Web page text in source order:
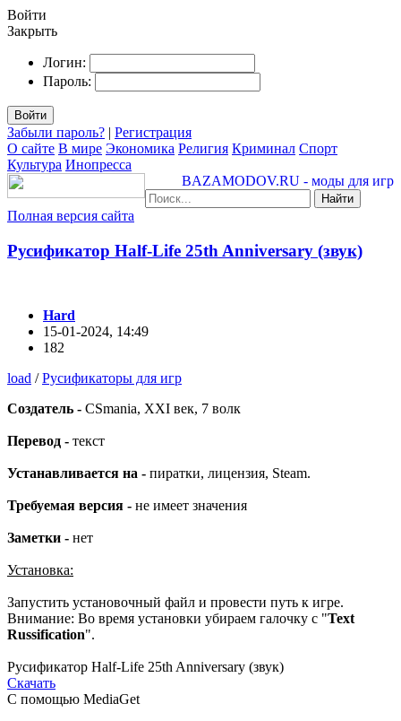
Войти
Закрыть
Логин:
Пароль:
Войти
Забыли пароль? | Регистрация
О сайте В мире Экономика Религия Криминал Спорт
Культура Инопресса
BAZAMODOV.RU - моды для игр
Найти
Полная версия сайта
Русификатор Half-Life 25th Anniversary (звук)
Hard
15-01-2024, 14:49
182
load /Русификаторы для игр
Создатель - CSmania, XXI век, 7 волк
Перевод - текст
Устанавливается на - пиратки, лицензия, Steam.
Требуемая версия - не имеет значения
Заметки - нет
Установка:
Запустить установочный файл и провести путь к игре.
Внимание: Во время установки убираем галочку с "Text
Russification".
Русификатор Half-Life 25th Anniversary (звук)
Скачать
С помощью MediaGet